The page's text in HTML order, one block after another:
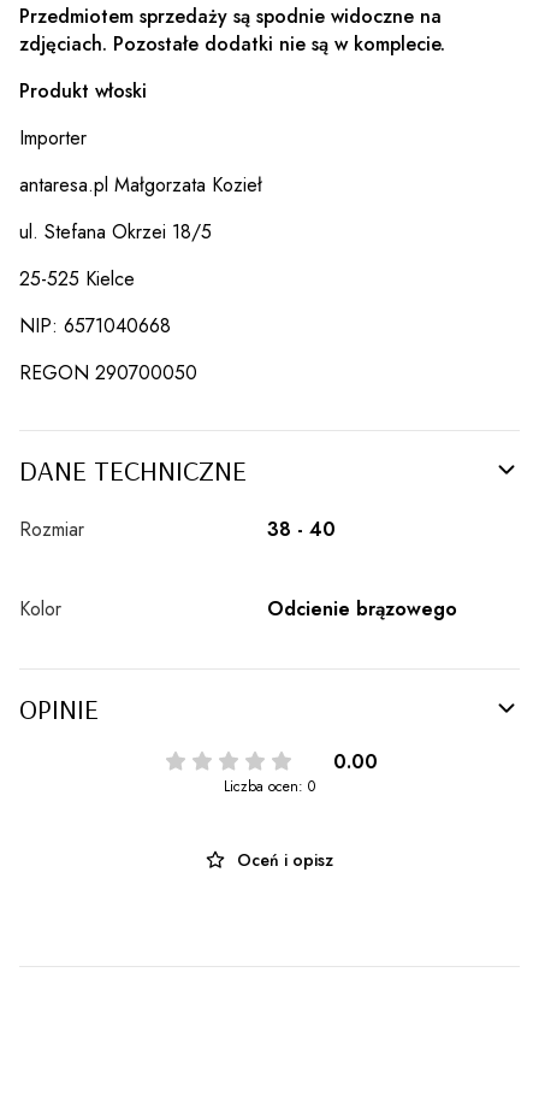
Przedmiotem sprzedaży są spodnie widoczne na
zdjęciach. Pozostałe dodatki nie są w komplecie.
Produkt włoski
Importer
antaresa.pl Małgorzata Kozieł
ul. Stefana Okrzei 18/5
25-525 Kielce
NIP: 6571040668
REGON 290700050
DANE TECHNICZNE
Rozmiar 38 - 40
Kolor Odcienie brązowego
OPINIE
0.00
Liczba ocen: 0
Oceń i opisz